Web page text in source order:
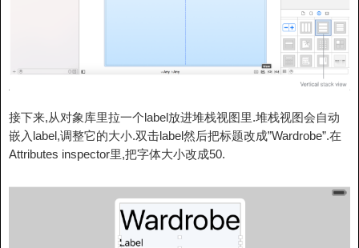
接下来,从对象库里拉一个label放进堆栈视图里.堆栈视图会自动
嵌入label,调整它的大小.双击label然后把标题改成”Wardrobe”.在
Attributes inspector里,把字体大小改成50.